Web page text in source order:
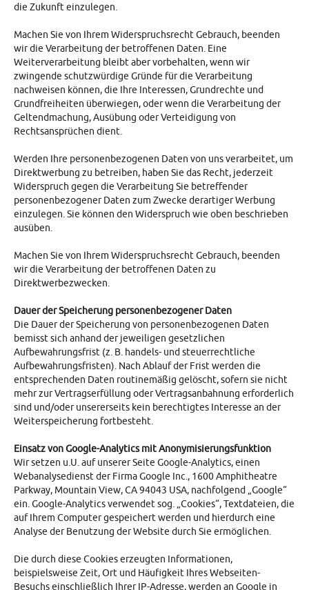
die Zukunft einzulegen.
Machen Sie von Ihrem Widerspruchsrecht Gebrauch, beenden
wir die Verarbeitung der betroffenen Daten. Eine
Weiterverarbeitung bleibt aber vorbehalten, wenn wir
zwingende schutzwürdige Gründe für die Verarbeitung
nachweisen können, die Ihre Interessen, Grundrechte und
Grundfreiheiten überwiegen, oder wenn die Verarbeitung der
Geltendmachung, Ausübung oder Verteidigung von
Rechtsansprüchen dient.
Werden Ihre personenbezogenen Daten von uns verarbeitet, um
Direktwerbung zu betreiben, haben Sie das Recht, jederzeit
Widerspruch gegen die Verarbeitung Sie betreffender
personenbezogener Daten zum Zwecke derartiger Werbung
einzulegen. Sie können den Widerspruch wie oben beschrieben
ausüben.
Machen Sie von Ihrem Widerspruchsrecht Gebrauch, beenden
wir die Verarbeitung der betroffenen Daten zu
Direktwerbezwecken.
Dauer der Speicherung personenbezogener Daten
Die Dauer der Speicherung von personenbezogenen Daten
bemisst sich anhand der jeweiligen gesetzlichen
Aufbewahrungsfrist (z. B. handels- und steuerrechtliche
Aufbewahrungsfristen). Nach Ablauf der Frist werden die
entsprechenden Daten routinemäßig gelöscht, sofern sie nicht
mehr zur Vertragserfüllung oder Vertragsanbahnung erforderlich
sind und/oder unsererseits kein berechtigtes Interesse an der
Weiterspeicherung fortbesteht.
Einsatz von Google-Analytics mit Anonymisierungsfunktion
Wir setzen u.U. auf unserer Seite Google-Analytics, einen
Webanalysedienst der Firma Google Inc., 1600 Amphitheatre
Parkway, Mountain View, CA 94043 USA, nachfolgend „Google“
ein. Google-Analytics verwendet sog. „Cookies“, Textdateien, die
auf Ihrem Computer gespeichert werden und hierdurch eine
Analyse der Benutzung der Website durch Sie ermöglichen.
Die durch diese Cookies erzeugten Informationen,
beispielsweise Zeit, Ort und Häufigkeit Ihres Webseiten-
Besuchs einschließlich Ihrer IP-Adresse, werden an Google in